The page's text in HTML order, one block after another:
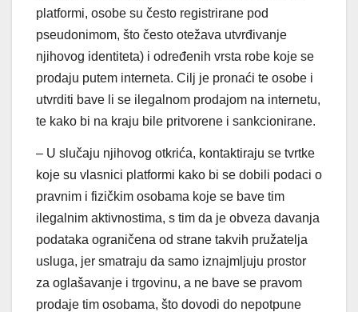
platformi, osobe su često registrirane pod
pseudonimom, što često otežava utvrđivanje
njihovog identiteta) i određenih vrsta robe koje se
prodaju putem interneta. Cilj je pronaći te osobe i
utvrditi bave li se ilegalnom prodajom na internetu,
te kako bi na kraju bile pritvorene i sankcionirane.
– U slučaju njihovog otkrića, kontaktiraju se tvrtke
koje su vlasnici platformi kako bi se dobili podaci o
pravnim i fizičkim osobama koje se bave tim
ilegalnim aktivnostima, s tim da je obveza davanja
podataka ograničena od strane takvih pružatelja
usluga, jer smatraju da samo iznajmljuju prostor
za oglašavanje i trgovinu, a ne bave se pravom
prodaje tim osobama, što dovodi do nepotpune